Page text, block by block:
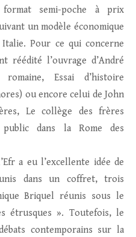
semi-poche à prix
un modèle économique
Pour ce qui concerne
réédité l’ouvrage d’André
Essai d’histoire
ou encore celui de John
Le collège des frères
dans la Rome des
a eu l’excellente idée de
dans un coffret, trois
Briquel réunis sous le
étrusques ». Toutefois, le
contemporains sur la